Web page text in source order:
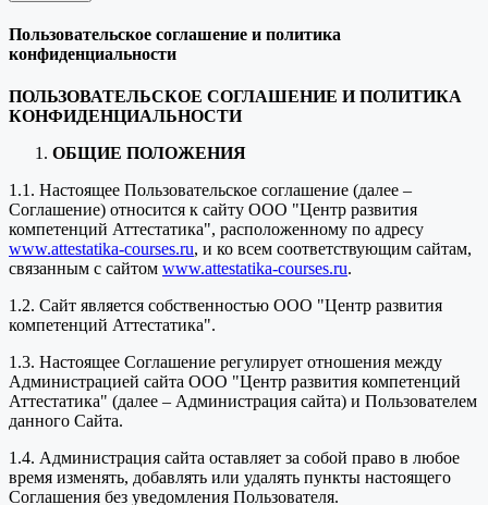
Пользовательское соглашение и политика
конфиденциальности
ПОЛЬЗОВАТЕЛЬСКОЕ СОГЛАШЕНИЕ И ПОЛИТИКА
КОНФИДЕНЦИАЛЬНОСТИ
ОБЩИЕ ПОЛОЖЕНИЯ
1.1. Настоящее Пользовательское соглашение (далее –
Соглашение) относится к сайту ООО "Центр развития
компетенций Аттестатика", расположенному по адресу
www.attestatika-courses.ru, и ко всем соответствующим сайтам,
связанным с сайтом www.attestatika-courses.ru.
1.2. Сайт является собственностью ООО "Центр развития
компетенций Аттестатика".
1.3. Настоящее Соглашение регулирует отношения между
Администрацией сайта ООО "Центр развития компетенций
Аттестатика" (далее – Администрация сайта) и Пользователем
данного Сайта.
1.4. Администрация сайта оставляет за собой право в любое
время изменять, добавлять или удалять пункты настоящего
Соглашения без уведомления Пользователя.